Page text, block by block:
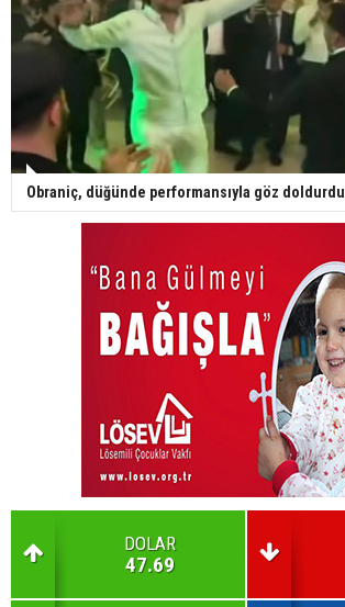
Obraniç, düğünde performansıyla göz doldurdu
DOLAR
47.69